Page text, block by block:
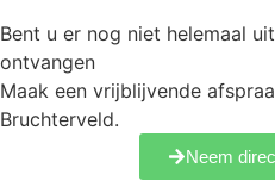
Bent u er nog niet helemaal
ontvangen
Maak een vrijblijvende
Bruchterveld.
Neem